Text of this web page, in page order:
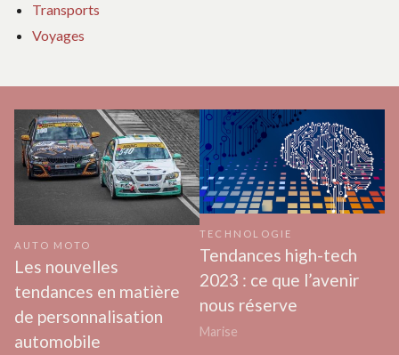
Transports
Voyages
AUTO MOTO
Les nouvelles
tendances en matière
de personnalisation
automobile
TECHNOLOGIE
Tendances high-tech
2023 : ce que l’avenir
nous réserve
Marise